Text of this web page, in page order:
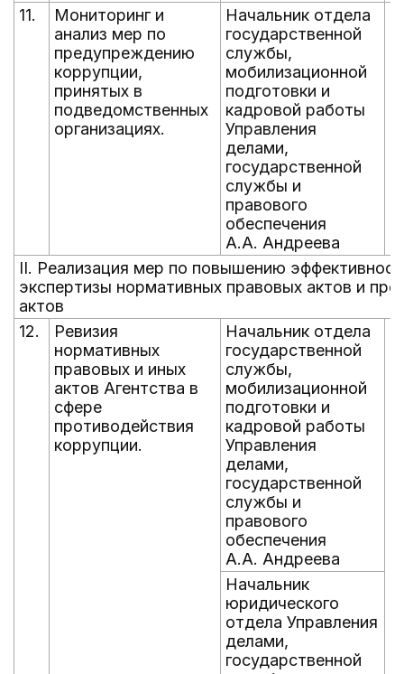
11.
Мониторинг и
анализ мер по
предупреждению
коррупции,
принятых в
подведомственных
организациях.
Начальник отдела
государственной
службы,
мобилизационной
подготовки и
кадровой работы
Управления
делами,
государственной
службы и
правового
обеспечения
А.А. Андреева
II. Реализация мер по повышению
экспертизы нормативных правовых актов и
актов
12.
Ревизия
нормативных
правовых и иных
актов Агентства в
сфере
противодействия
коррупции.
Начальник отдела
государственной
службы,
мобилизационной
подготовки и
кадровой работы
Управления
делами,
государственной
службы и
правового
обеспечения
А.А. Андреева
Начальник
юридического
отдела Управления
делами,
государственной